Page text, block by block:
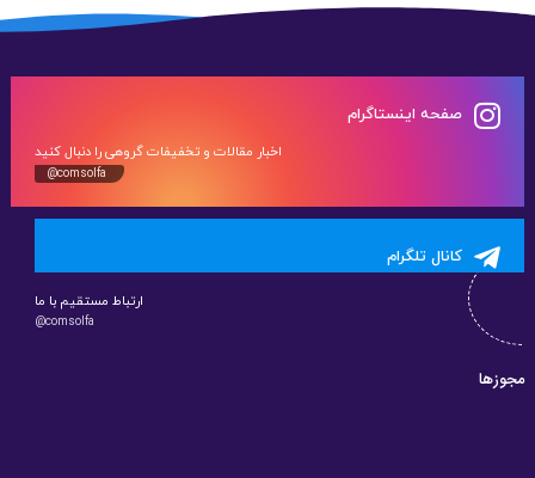
صفحه اینستاگرام
اخبار مقالات و تخفیفات گروهی را دنبال کنید
@comsolfa
کانال تلگرام
ارتباط مستقیم با ما
@comsolfa
مجوزها